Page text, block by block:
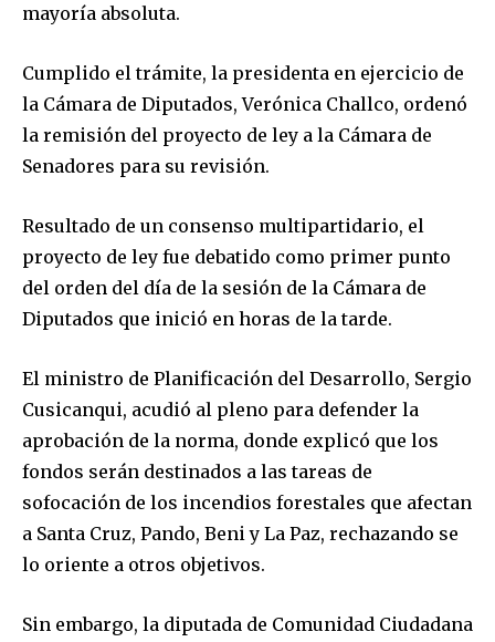
mayoría absoluta.
Cumplido el trámite, la presidenta en ejercicio de
la Cámara de Diputados, Verónica Challco, ordenó
la remisión del proyecto de ley a la Cámara de
Senadores para su revisión.
Resultado de un consenso multipartidario, el
proyecto de ley fue debatido como primer punto
del orden del día de la sesión de la Cámara de
Diputados que inició en horas de la tarde.
El ministro de Planificación del Desarrollo, Sergio
Cusicanqui, acudió al pleno para defender la
aprobación de la norma, donde explicó que los
fondos serán destinados a las tareas de
sofocación de los incendios forestales que afectan
a Santa Cruz, Pando, Beni y La Paz, rechazando se
lo oriente a otros objetivos.
Sin embargo, la diputada de Comunidad Ciudadana